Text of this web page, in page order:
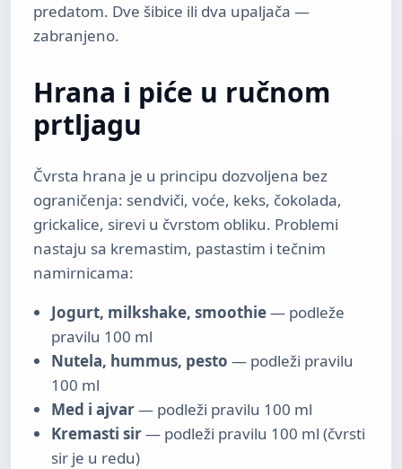
predatom. Dve šibice ili dva upaljača —
zabranjeno.
Hrana i piće u ručnom
prtljagu
Čvrsta hrana je u principu dozvoljena bez
ograničenja: sendviči, voće, keks, čokolada,
grickalice, sirevi u čvrstom obliku. Problemi
nastaju sa kremastim, pastastim i tečnim
namirnicama:
Jogurt, milkshake, smoothie— podleže
pravilu 100 ml
Nutela, hummus, pesto — podleži pravilu
100 ml
Med i ajvar— podleži pravilu 100 ml
Kremasti sir— podleži pravilu 100 ml (čvrsti
sir je u redu)